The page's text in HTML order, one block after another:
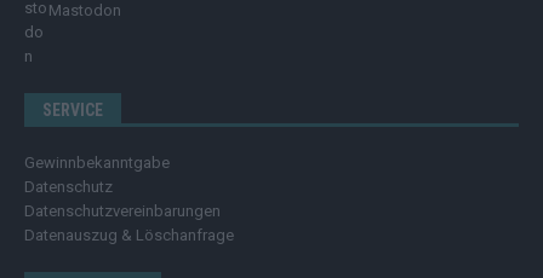
Mastodon
SERVICE
Gewinnbekanntgabe
Datenschutz
Datenschutzvereinbarungen
Datenauszug & Löschanfrage